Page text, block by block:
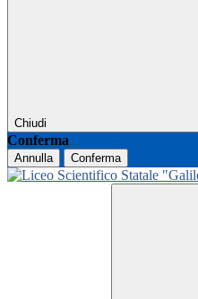
Chiudi
Conferma
Annulla Conferma